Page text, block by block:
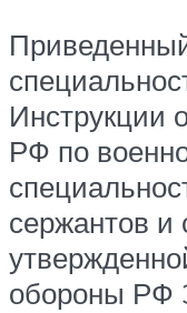
Инструкции
РФ по
сержантов и
обороны РФ